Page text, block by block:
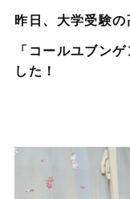
昨日、大学受験
「コールユブン
した！